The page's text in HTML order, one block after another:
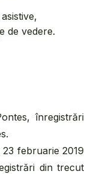
de vedere.
înregistrări
februarie 2019
din trecut